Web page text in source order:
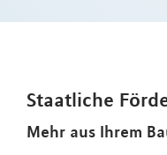
Staatliche
Mehr aus Ihrem